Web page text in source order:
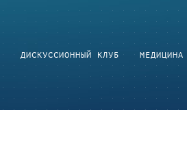
ДИСКУССИОННЫЙ КЛУБ МЕДИЦИНА